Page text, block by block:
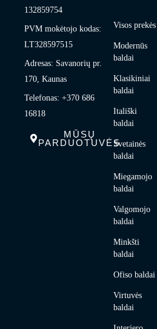
132859754
PVM mokėtojo kodas:
LT328597515
Adresas: Savanorių pr.
170, Kaunas
Telefonas: +370 686
16818
MŪSŲ
PARDUOTUVĖS
Visos prekės
Modernūs
baldai
Klasikiniai
baldai
Itališki
baldai
Svetainės
baldai
Miegamojo
baldai
Valgomojo
baldai
Minkšti
baldai
Ofiso baldai
Virtuvės
baldai